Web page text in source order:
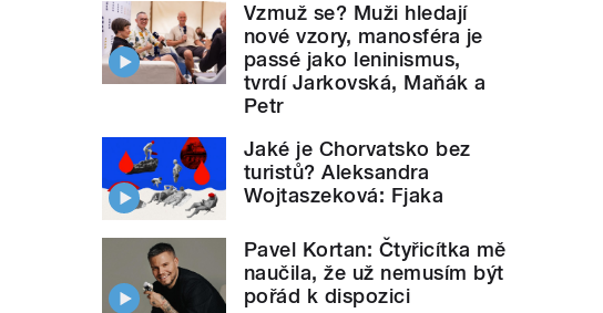
Vzmuž se? Muži hledají
nové vzory, manosféra je
passé jako leninismus,
tvrdí Jarkovská, Maňák a
Petr
Jaké je Chorvatsko bez
turistů? Aleksandra
Wojtaszeková: Fjaka
Pavel Kortan: Čtyřicítka mě
naučila, že už nemusím být
pořád k dispozici